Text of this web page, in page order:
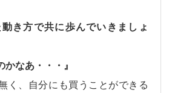
き方で共に歩んでいきましょ
かなあ・・・』
く、自分にも買うことができる